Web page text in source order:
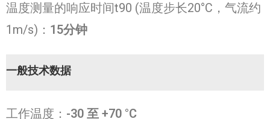
温度测量的响应时间t90 (温度步长20°C，气流约
1m/s)： 15分钟
一般技术数据
工作温度： -30 至 +70 °C